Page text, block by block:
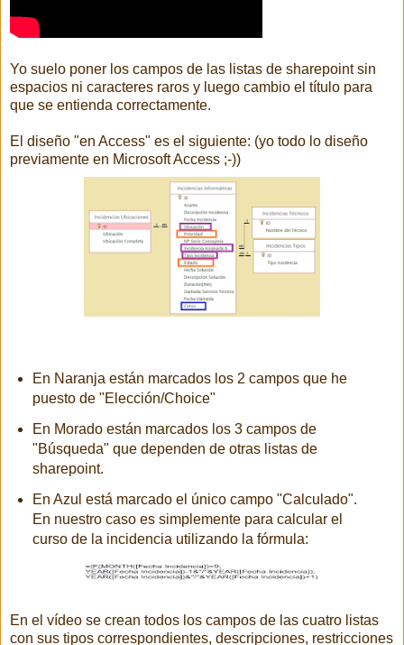
Yo suelo poner los campos de las listas de sharepoint sin
espacios ni caracteres raros y luego cambio el título para
que se entienda correctamente.
El diseño "en Access" es el siguiente: (yo todo lo diseño
previamente en Microsoft Access ;-))
En Naranja están marcados los 2 campos que he
puesto de "Elección/Choice"
En Morado están marcados los 3 campos de
"Búsqueda" que dependen de otras listas de
sharepoint.
En Azul está marcado el único campo "Calculado".
En nuestro caso es simplemente para calcular el
curso de la incidencia utilizando la fórmula:
En el vídeo se crean todos los campos de las cuatro listas
con sus tipos correspondientes, descripciones, restricciones